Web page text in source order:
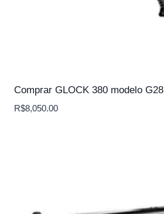
Comprar GLOCK 380 modelo G28
R$8,050.00